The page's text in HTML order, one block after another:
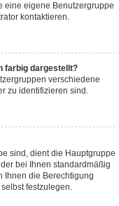
eine eigene Benutzergruppe
kontaktieren.
farbig dargestellt?
verschiedene
zu identifizieren sind.
sind, dient die Hauptgruppe
bei Ihnen standardmäßig
Ihnen die Berechtigung
festzulegen.